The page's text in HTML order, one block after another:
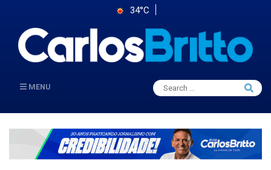
34°C
MENU
Search
for:
Search